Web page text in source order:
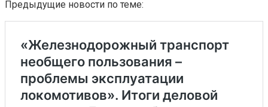
Предыдущие новости по теме: